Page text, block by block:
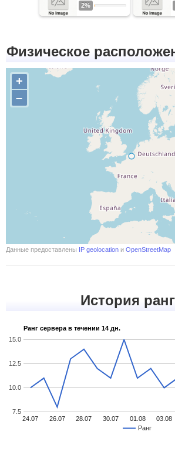
2%
Физическое
+
–
Данные предоставлены IP geolocation и OpenStreetMap
История
Ранг сервера в течении 14 дн.
Ранг
24.07 26.07 28.07 30.07 01.08 03.08
7.5
10.0
12.5
15.0